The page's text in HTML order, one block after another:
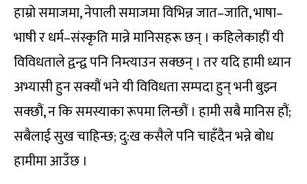
हाम्रो समाजमा, नेपाली समाजमा विभिन्न जात–जाति, भाषा–
भाषी र धर्म–संस्कृति मान्ने मानिसहरू छन् । कहिलेकाहीं यी
विविधताले द्वन्द्व पनि निम्त्याउन सक्छन् । तर यदि हामी ध्यान
अभ्यासी हुन सक्यौं भने यी विविधता सम्पदा हुन् भनी बुझ्न
सक्छौं, न कि समस्याका रूपमा लिन्छौं । हामी सबै मानिस हौं;
सबैलाई सुख चाहिन्छ; दु:ख कसैले पनि चाहँदैन भन्ने बोध
हामीमा आउँछ ।